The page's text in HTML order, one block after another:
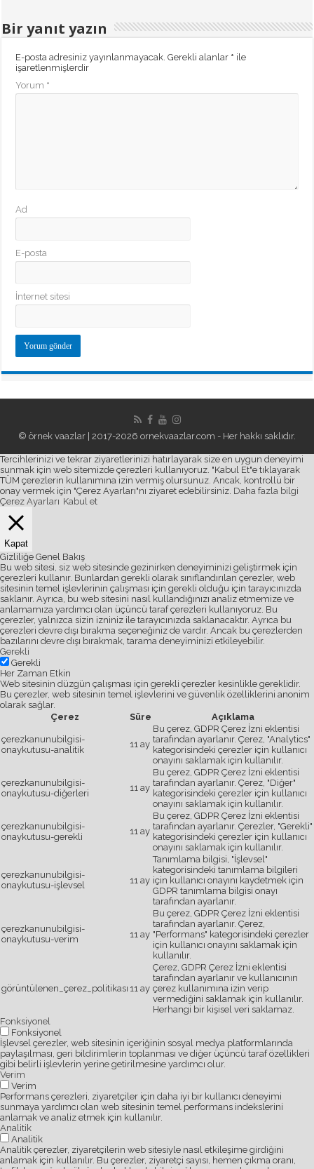
Bir yanıt yazın
E-posta adresiniz yayınlanmayacak. Gerekli alanlar * ile
işaretlenmişlerdir
Yorum *
Ad
E-posta
İnternet sitesi
© örnek vaazlar | 2017-2026 ornekvaazlar.com - Her hakkı saklıdır.
Tercihlerinizi ve tekrar ziyaretlerinizi hatırlayarak size en uygun deneyimi
sunmak için web sitemizde çerezleri kullanıyoruz. "Kabul Et"e tıklayarak
TÜM çerezlerin kullanımına izin vermiş olursunuz. Ancak, kontrollü bir
onay vermek için "Çerez Ayarları"nı ziyaret edebilirsiniz. Daha fazla bilgi
Çerez Ayarları Kabul et
Kapat
Gizliliğe Genel Bakış
Bu web sitesi, siz web sitesinde gezinirken deneyiminizi geliştirmek için
çerezleri kullanır. Bunlardan gerekli olarak sınıflandırılan çerezler, web
sitesinin temel işlevlerinin çalışması için gerekli olduğu için tarayıcınızda
saklanır. Ayrıca, bu web sitesini nasıl kullandığınızı analiz etmemize ve
anlamamıza yardımcı olan üçüncü taraf çerezleri kullanıyoruz. Bu
çerezler, yalnızca sizin izniniz ile tarayıcınızda saklanacaktır. Ayrıca bu
çerezleri devre dışı bırakma seçeneğiniz de vardır. Ancak bu çerezlerden
bazılarını devre dışı bırakmak, tarama deneyiminizi etkileyebilir.
Gerekli
Gerekli
Her Zaman Etkin
Web sitesinin düzgün çalışması için gerekli çerezler kesinlikle gereklidir.
Bu çerezler, web sitesinin temel işlevlerini ve güvenlik özelliklerini anonim
olarak sağlar.
Çerez
Süre Açıklama
çerezkanunubilgisi-
onaykutusu-analitik
11 ay
Bu çerez, GDPR Çerez İzni eklentisi
tarafından ayarlanır. Çerez, "Analytics"
kategorisindeki çerezler için kullanıcı
onayını saklamak için kullanılır.
çerezkanunubilgisi-
onaykutusu-diğerleri
11 ay
Bu çerez, GDPR Çerez İzni eklentisi
tarafından ayarlanır. Çerez, "Diğer"
kategorisindeki çerezler için kullanıcı
onayını saklamak için kullanılır.
çerezkanunubilgisi-
onaykutusu-gerekli
11 ay
Bu çerez, GDPR Çerez İzni eklentisi
tarafından ayarlanır. Çerezler, "Gerekli"
kategorisindeki çerezler için kullanıcı
onayını saklamak için kullanılır.
çerezkanunubilgisi-
onaykutusu-işlevsel
11 ay
Tanımlama bilgisi, "İşlevsel"
kategorisindeki tanımlama bilgileri
için kullanıcı onayını kaydetmek için
GDPR tanımlama bilgisi onayı
tarafından ayarlanır.
çerezkanunubilgisi-
onaykutusu-verim
11 ay
Bu çerez, GDPR Çerez İzni eklentisi
tarafından ayarlanır. Çerez,
"Performans" kategorisindeki çerezler
için kullanıcı onayını saklamak için
kullanılır.
görüntülenen_çerez_politikası 11 ay
Çerez, GDPR Çerez İzni eklentisi
tarafından ayarlanır ve kullanıcının
çerez kullanımına izin verip
vermediğini saklamak için kullanılır.
Herhangi bir kişisel veri saklamaz.
Fonksiyonel
Fonksiyonel
İşlevsel çerezler, web sitesinin içeriğinin sosyal medya platformlarında
paylaşılması, geri bildirimlerin toplanması ve diğer üçüncü taraf özellikleri
gibi belirli işlevlerin yerine getirilmesine yardımcı olur.
Verim
Verim
Performans çerezleri, ziyaretçiler için daha iyi bir kullanıcı deneyimi
sunmaya yardımcı olan web sitesinin temel performans indekslerini
anlamak ve analiz etmek için kullanılır.
Analitik
Analitik
Analitik çerezler, ziyaretçilerin web sitesiyle nasıl etkileşime girdiğini
anlamak için kullanılır. Bu çerezler, ziyaretçi sayısı, hemen çıkma oranı,